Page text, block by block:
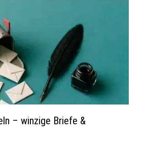
– winzige Briefe &